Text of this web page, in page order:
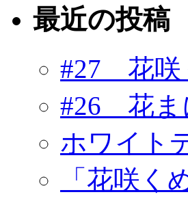
最近の投稿
#27 花咲
#26 花ま
ホワイト
「花咲く